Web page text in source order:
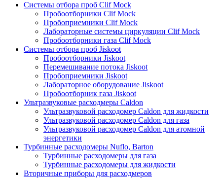
Системы отбора проб Clif Mock
Пробоотборники Clif Mock
Пробоприемники Clif Mock
Лабораторные системы циркуляции Clif Mock
Пробоотборники газа Clif Mock
Системы отбора проб Jiskoot
Пробоотборники Jiskoot
Перемешивание потока Jiskoot
Пробоприемники Jiskoot
Лабораторное оборудование Jiskoot
Пробоотборник газа Jiskoot
Ультразвуковые расходмеры Caldon
Ультразвуковой расходомер Caldon для жидкости
Ультразвуковой расходомер Caldon для газа
Ультразвуковой расходомер Caldon для атомной
энергетики
Турбинные расходомеры Nuflo, Barton
Турбинные расходомеры для газа
Турбинные расходомеры для жидкости
Вторичные приборы для расходмеров